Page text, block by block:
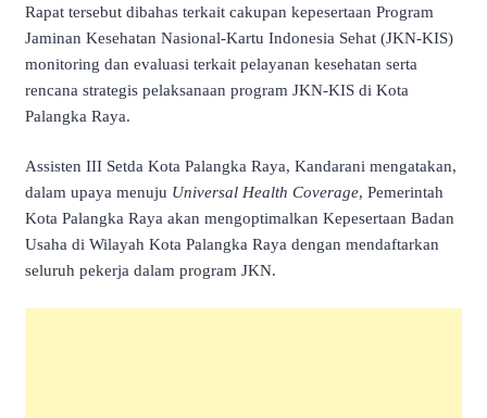
Rapat tersebut dibahas terkait cakupan kepesertaan Program
Jaminan Kesehatan Nasional-Kartu Indonesia Sehat (JKN-KIS)
monitoring dan evaluasi terkait pelayanan kesehatan serta
rencana strategis pelaksanaan program JKN-KIS di Kota
Palangka Raya.
Assisten III Setda Kota Palangka Raya, Kandarani mengatakan,
dalam upaya menuju Universal Health Coverage, Pemerintah
Kota Palangka Raya akan mengoptimalkan Kepesertaan Badan
Usaha di Wilayah Kota Palangka Raya dengan mendaftarkan
seluruh pekerja dalam program JKN.